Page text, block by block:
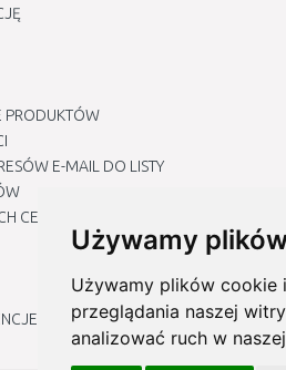
Używamy
Używamy plików cookie
przeglądania naszej
analizować ruch w
PRODUKTÓW
E-MAIL DO LISTY
CENTRÓW SERWISOWYCH
DOTYCZĄCE PLIKÓW